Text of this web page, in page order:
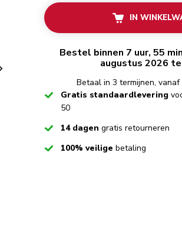
IN
Bestel binnen 7 uur, 55
augustus 2026
Betaal in 3 termijnen,
CheckedGratis standaardlevering
50
Checked14 dagen gratis retourneren
Checked100% veilige betaling